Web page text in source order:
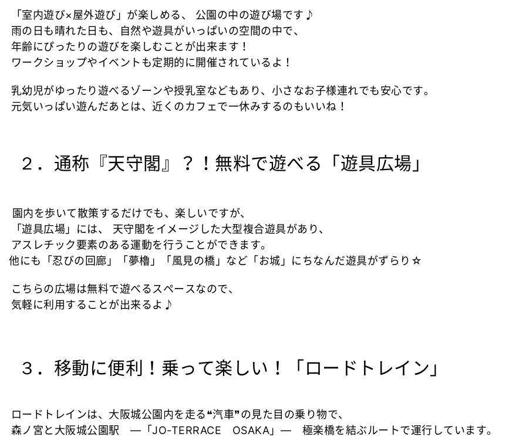
「室内遊び×屋外遊び」が楽しめる、 公園の中の遊び場です♪
雨の日も晴れた日も、自然や遊具がいっぱいの空間の中で、
年齢にぴったりの遊びを楽しむことが出来ます！
ワークショップやイベントも定期的に開催されているよ！
乳幼児がゆったり遊べるゾーンや授乳室などもあり、小さなお子様連れでも安心です。
元気いっぱい遊んだあとは、近くのカフェで一休みするのもいいね！
２．通称『天守閣』？！無料で遊べる「遊具広場」
園内を歩いて散策するだけでも、楽しいですが、
「遊具広場」には、
天守閣をイメージした大型複合遊具があり、
アスレチック要素のある運動を行うことができます。
他にも「忍びの回廊」「夢櫓」「風見の橋」な ど 「お城」にちなんだ遊具がずらり☆
こちらの広場は無料で遊べるスペースなので、
気軽に利用することが出来るよ♪
３．移動に便利！乗って楽しい！「ロードトレイン」
ロードトレインは、大阪城公園内を走る❝汽車❞の見た目の乗り物で、
森ノ宮と大阪城公園駅 ―「JO-TERRACE OSAKA」― 極楽橋を結ぶルートで運行しています。